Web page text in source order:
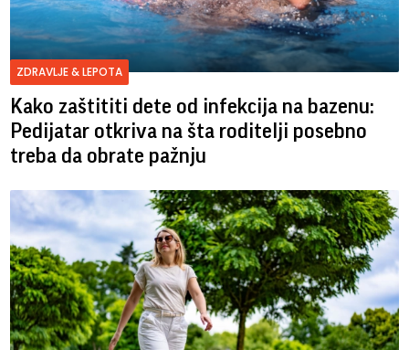
ZDRAVLJE & LEPOTA
Kako zaštititi dete od infekcija na bazenu:
Pedijatar otkriva na šta roditelji posebno
treba da obrate pažnju